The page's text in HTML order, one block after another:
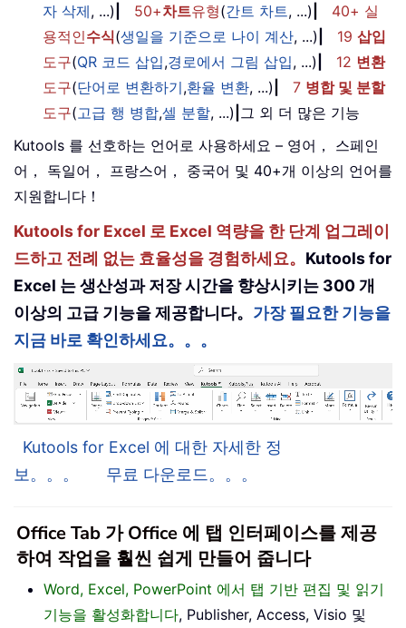
자 삭제, ...) 50+차트유형(간트 차트, ...)
40+ 실
용적인수식(생일을 기준으로 나이 계산, ...) 19 삽입
도구(QR 코드 삽입,경로에서 그림 삽입, ...) 12 변환
도구(단어로 변환하기,환율 변환, ...) 7 병합 및 분할
도구(고급 행 병합,셀 분할, ...) 그 외 더 많은 기능
Kutools 를 선호하는 언어로 사용하세요 – 영어， 스페인
어， 독일어， 프랑스어， 중국어 및 40+개 이상의 언어를
지원합니다！
Kutools for Excel 로 Excel 역량을 한 단계 업그레이
드하고 전례 없는 효율성을 경험하세요。 Kutools for
Excel 는 생산성과 저장 시간을 향상시키는 300 개
이상의 고급 기능을 제공합니다。 가장 필요한 기능을
지금 바로 확인하세요。。。
Kutools for Excel 에 대한 자세한 정
보。。。
무료 다운로드。。。
Office Tab 가 Office 에 탭 인터페이스를 제공
하여 작업을 훨씬 쉽게 만들어 줍니다
Word, Excel, PowerPoint 에서 탭 기반 편집 및 읽기
기능을 활성화합니다, Publisher, Access, Visio 및